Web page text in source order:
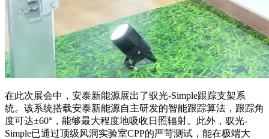
在此次展会中，安泰新能源展出了驭光-Simple跟踪支架系
统。该系统搭载安泰新能源自主研发的智能跟踪算法，跟踪角
度可达±60°，能够最大程度地吸收日照辐射。此外，驭光-
Simple已通过顶级风洞实验室CPP的严苛测试，能在极端大